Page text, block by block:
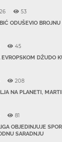
53
ODUŠEVIO
45
DŽUDO
208
NA PLANETI,
81
OBJEDINJUJE
SARADNJU